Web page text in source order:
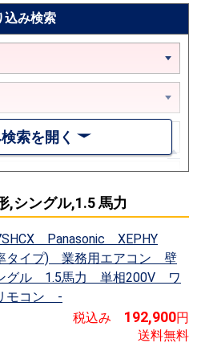
込み検索
順
APFが高い順
索を開く
,シングル,1.5 馬力
Panasonic XEPHY
タイプ) 業務用エアコン 壁
グル 1.5馬力 単相200V ワ
モコン -
税込み 192,900円
送料無料